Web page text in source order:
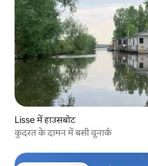
Lisse में हाउसबोट
कुदरत के दामन में बसी वूनार्क